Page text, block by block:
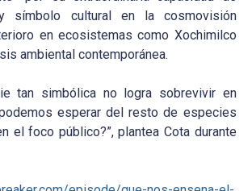
símbolo cultural en la cosmovisión
en ecosistemas como Xochimilco
ambiental contemporánea.
tan simbólica no logra sobrevivir en
esperar del resto de especies
el foco público?”, plantea Cota durante